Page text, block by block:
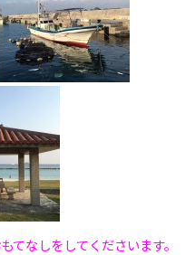
てなしをしてくださいます。